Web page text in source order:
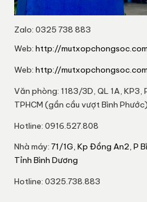
Zalo: 0325 738 883
Web: http://
Web: http://
Văn phòng: 1183/3D, QL 1A, KP3,
TPHCM (gần cầu vượt Bình Phước)
Hotline: 0916.527.808
Nhà máy: 71/1G, Kp Đồng An2, P
Tỉnh Bình Dương
Hotline: 0325.738.883